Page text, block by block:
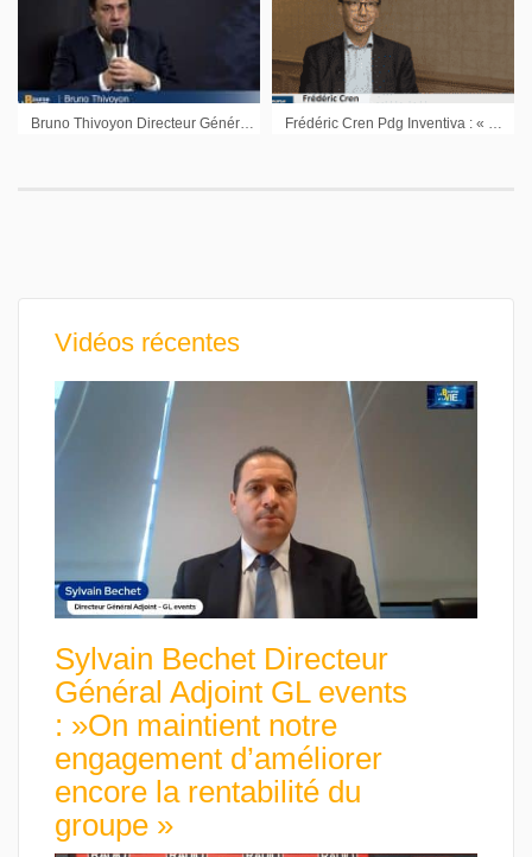
Vidéos récentes
Sylvain Bechet Directeur
Général Adjoint GL events
: »On maintient notre
engagement d’améliorer
encore la rentabilité du
groupe »